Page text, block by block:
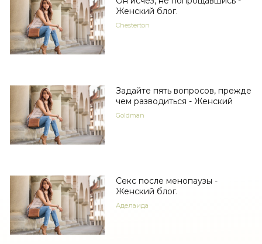
Женский блог.
Chesterton
Задайте пять вопросов, прежде
чем разводиться - Женский
Goldman
Секс после менопаузы -
Женский блог.
Аделаида